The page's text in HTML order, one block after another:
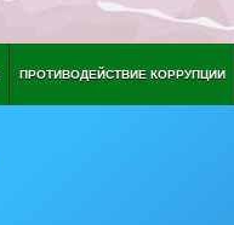
ПРОТИВОДЕЙСТВИЕ КОРРУПЦИИ